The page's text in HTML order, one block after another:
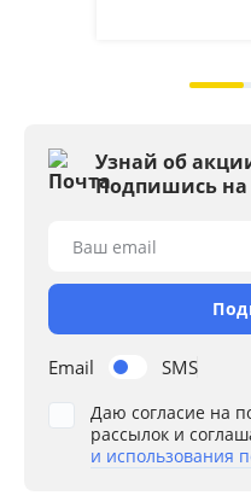
Узнай об
Подпишись на
Email SMS
Ваш email
Даю согласие на
рассылок и
и использования